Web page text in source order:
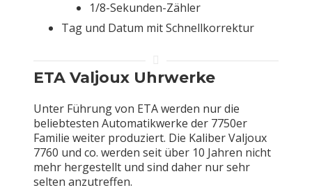
1/8-Sekunden-Zähler
Tag und Datum mit Schnellkorrektur
ETA Valjoux Uhrwerke
Unter Führung von ETA werden nur die
beliebtesten Automatikwerke der 7750er
Familie weiter produziert. Die Kaliber Valjoux
7760 und co. werden seit über 10 Jahren nicht
mehr hergestellt und sind daher nur sehr
selten anzutreffen.